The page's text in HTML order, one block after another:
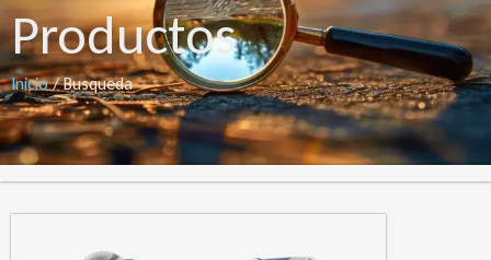
Productos
Inicio/ Busqueda